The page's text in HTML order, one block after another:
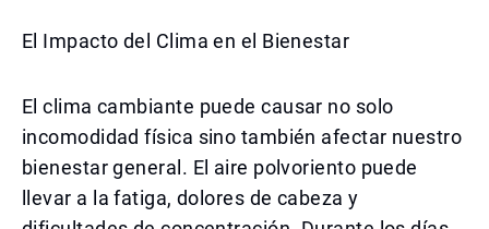
El Impacto del Clima en el Bienestar
El clima cambiante puede causar no solo
incomodidad física sino también afectar nuestro
bienestar general. El aire polvoriento puede
llevar a la fatiga, dolores de cabeza y